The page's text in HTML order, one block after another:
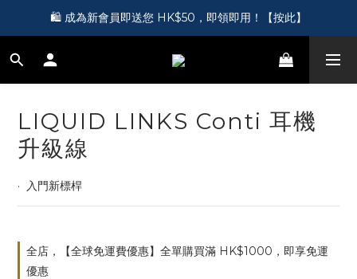
🎵 第一次接觸訂製耳機？歡迎到 Showroom 免費體驗【按此】
🛍️ 成為新會員即送您 HK$50，即領即用！【按此】
🎵 第一次接觸訂製耳機？歡迎到 Showroom 免費體驗【按此】
LIQUID LINKS Conti 耳機
升級線
·  入門新標桿
全店，【全球免運費優惠】全單購買滿 HK$1000，即享免運
優惠